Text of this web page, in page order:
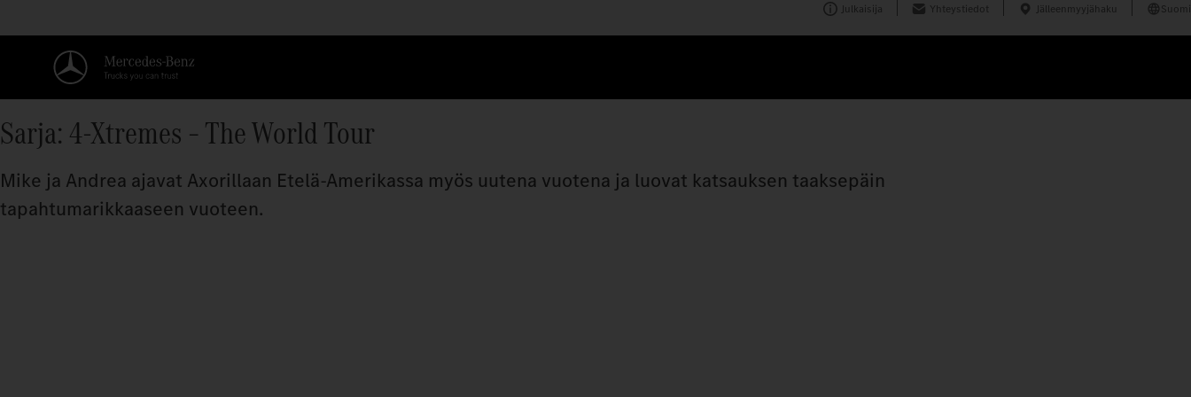
Julkaisija Yhteystiedot Jälleenmyyjähaku Suomi
Sarja: 4-Xtremes – The World Tour
Mike ja Andrea ajavat Axorillaan Etelä-Amerikassa myös uutena vuotena ja luovat katsauksen taaksepäin
tapahtumarikkaaseen vuoteen.